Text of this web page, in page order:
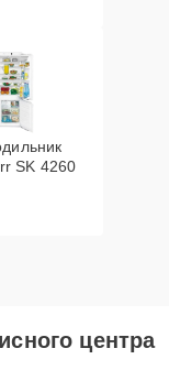
SK 4260
центра